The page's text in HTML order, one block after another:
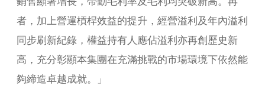
者，加上營運槓桿效益的提升，經營溢利及年內溢利
同步刷新紀錄，權益持有人應佔溢利亦再創歷史新
高，充分彰顯本集團在充滿挑戰的市場環境下依然能
夠締造卓越成就。」